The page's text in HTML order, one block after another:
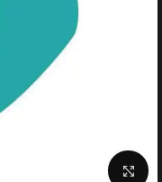
Click to enlarge